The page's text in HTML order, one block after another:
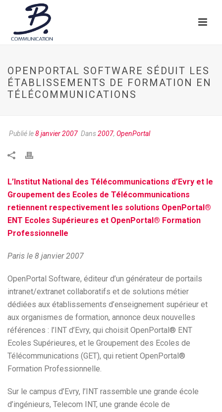
OPENPORTAL SOFTWARE SÉDUIT LES
ÉTABLISSEMENTS DE FORMATION EN
TÉLÉCOMMUNICATIONS
Publié le8 janvier 2007 Dans2007, OpenPortal
L’Institut National des Télécommunications d’Evry et le
Groupement des Ecoles de Télécommunications
retiennent respectivement les solutions OpenPortal®
ENT Ecoles Supérieures et OpenPortal® Formation
Professionnelle
Paris le 8 janvier 2007
OpenPortal Software, éditeur d’un générateur de portails
intranet/extranet collaboratifs et de solutions métier
dédiées aux établissements d’enseignement supérieur et
aux organismes de formation, annonce deux nouvelles
références : l’INT d’Evry, qui choisit OpenPortal® ENT
Ecoles Supérieures, et le Groupement des Ecoles de
Télécommunications (GET), qui retient OpenPortal®
Formation Professionnelle.
Sur le campus d’Evry, l’INT rassemble une grande école
d’ingénieurs, Telecom INT, une grande école de